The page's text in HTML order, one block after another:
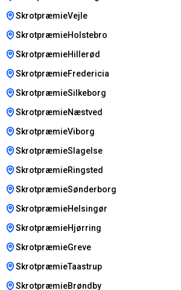
SkrotpræmieVejle
SkrotpræmieHolstebro
SkrotpræmieHillerød
SkrotpræmieFredericia
SkrotpræmieSilkeborg
SkrotpræmieNæstved
SkrotpræmieViborg
SkrotpræmieSlagelse
SkrotpræmieRingsted
SkrotpræmieSønderborg
SkrotpræmieHelsingør
SkrotpræmieHjørring
SkrotpræmieGreve
SkrotpræmieTaastrup
SkrotpræmieBrøndby